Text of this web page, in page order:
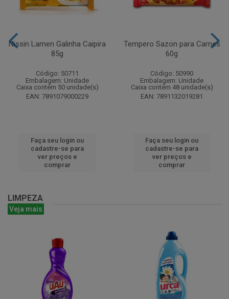
Nissin Lamen Galinha Caipira
85g
Código: 50711
Embalagem: Unidade
Caixa contém 50 unidade(s)
EAN: 7891079000229
Faça seu login ou
cadastre-se para
ver preços e
comprar
Tempero Sazon para Carnes
60g
Código: 50990
Embalagem: Unidade
Caixa contém 48 unidade(s)
EAN: 7891132019281
Faça seu login ou
cadastre-se para
ver preços e
comprar
LIMPEZA
Veja mais